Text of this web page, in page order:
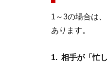
1～3の場合は
あります。
1. 相手が「忙